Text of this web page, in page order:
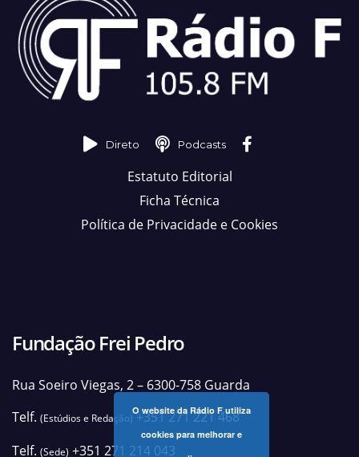
Direto Podcasts
Estatuto Editorial
Ficha Técnica
Política de Privacidade e Cookies
Fundação Frei Pedro
Rua Soeiro Viegas, 2 – 6300-758 Guarda
Telf. (Estúdios e Redação)+351 271 221 468
Telf. (Sede) +351 271 214 043
O website da Rádio F utiliza
cookies para melhorar e